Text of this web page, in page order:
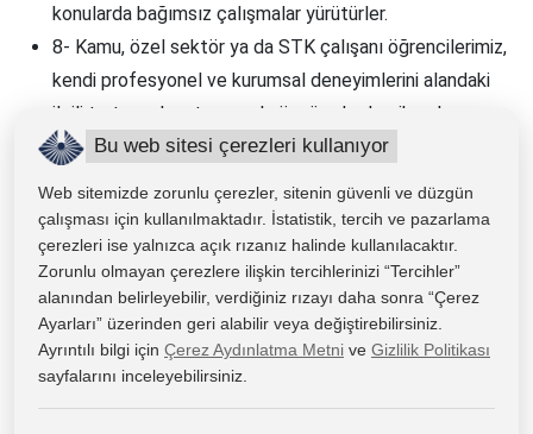
konularda bağımsız çalışmalar yürütürler.
8- Kamu, özel sektör ya da STK çalışanı öğrencilerimiz,
kendi profesyonel ve kurumsal deneyimlerini alandaki
ilgili tartışmalara taşıyarak, özgün akademik çalışma ve
projeleri aracılığıyla yeni ve farklı bakış açıları
9- Akademik biçim ve içerikte hazırladıkları sözlü, yazılı
ve görsel çalışmalarını çeşitli etkinlikler aracılığıyla kişi
ve gruplara sunarak, fikir ve gözlemlerini derinlikli ve
eleştirel bir üslupla tartışma becerisi kazanırlar.
10- Ulusal, bölgesel ve küresel konulara açık fikirli,
eleştirel ve yaratıcı yaklaşarak, çağdaş dünyada,
doğayla ve farklı kimliklerle yapıcı ve barışçıl ilişkilerin
Bu web sitesi çerezleri kullanıyor
Web sitemizde zorunlu çerezler, sitenin güvenli ve düzgün
çalışması için kullanılmaktadır. İstatistik, tercih ve pazarlama
çerezleri ise yalnızca açık rızanız halinde kullanılacaktır.
Zorunlu olmayan çerezlere ilişkin tercihlerinizi “Tercihler”
alanından belirleyebilir, verdiğiniz rızayı daha sonra “Çerez
Ayarları” üzerinden geri alabilir veya değiştirebilirsiniz.
Ayrıntılı bilgi için Çerez Aydınlatma Metni ve Gizlilik Politikası
sayfalarını inceleyebilirsiniz.